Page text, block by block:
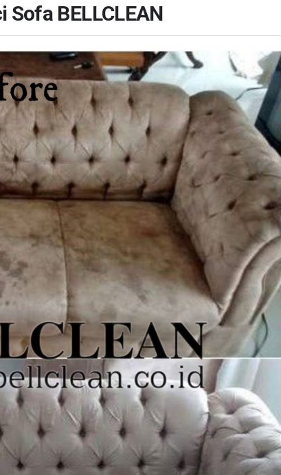
Sofa BELLCLEAN